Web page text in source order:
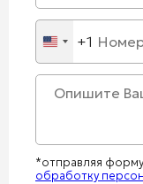
United
States
+1
+1
*отправляя
обработку